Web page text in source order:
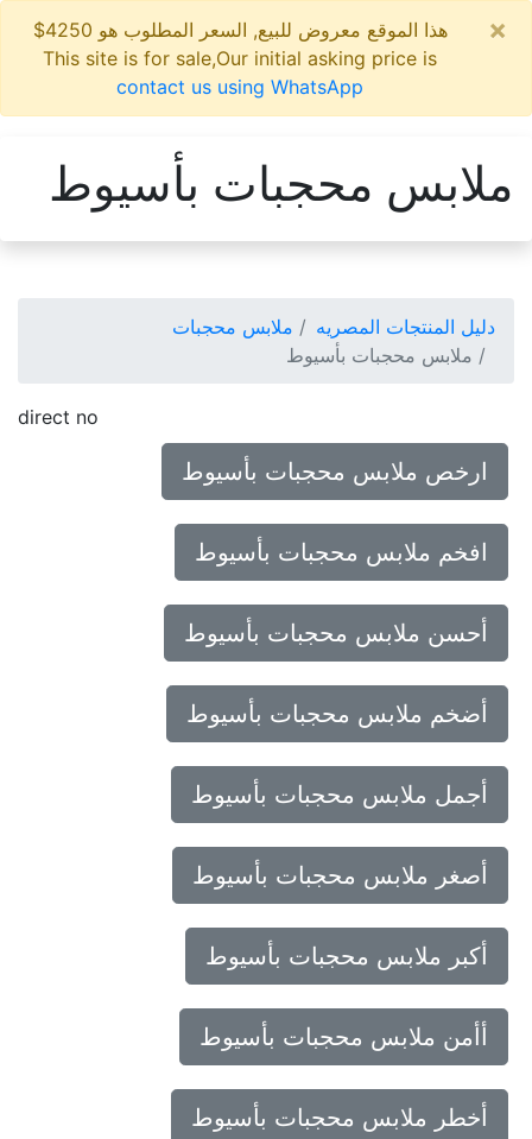
هذا الموقع معروض للبيع, السعر المطلوب هو 4250$
This site is for sale,Our initial asking price is
contact us using WhatsApp
ملابس محجبات بأسيوط
دليل المنتجات المصريه
ملابس محجبات
ملابس محجبات بأسيوط
direct no
ارخص ملابس محجبات بأسيوط
افخم ملابس محجبات بأسيوط
أحسن ملابس محجبات بأسيوط
أضخم ملابس محجبات بأسيوط
أجمل ملابس محجبات بأسيوط
أصغر ملابس محجبات بأسيوط
أكبر ملابس محجبات بأسيوط
أأمن ملابس محجبات بأسيوط
أخطر ملابس محجبات بأسيوط